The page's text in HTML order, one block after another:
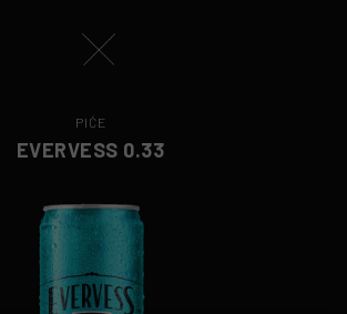
PIĆE
EVERVESS 0.33